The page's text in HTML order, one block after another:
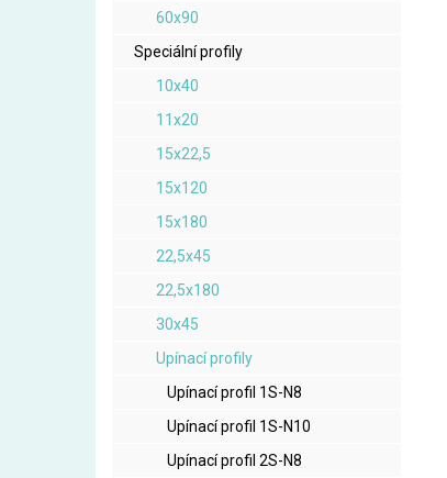
60x90
Speciální profily
10x40
11x20
15x22,5
15x120
15x180
22,5x45
22,5x180
30x45
Upínací profily
Upínací profil 1S-N8
Upínací profil 1S-N10
Upínací profil 2S-N8